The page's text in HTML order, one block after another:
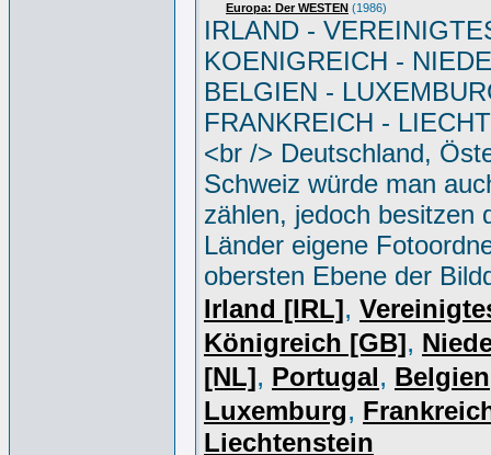
Europa: Der WESTEN (1986)
IRLAND -
KOENIGREICH -
BELGIEN -
FRANKREICH -
<br /> Deutschland,
Schweiz würde man
zählen, jedoch besitzen
Länder eigene
obersten Ebene der
Irland [IRL],
Königreich [GB],
[NL], Portugal, Belgien
Luxemburg,
Liechtenstein